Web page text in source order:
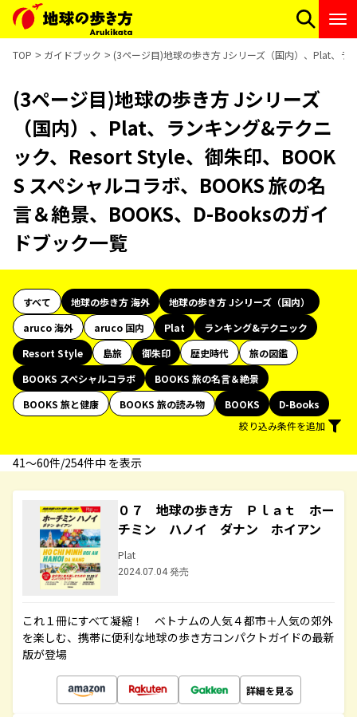
TOP ガイドブック (3ページ目)地球の歩き方 Jシリーズ（国内）、Plat、ラ
(3ページ目)地球の歩き方 Jシリーズ
（国内）、Plat、ランキング&テクニ
ック、Resort Style、御朱印、BOOK
S スペシャルコラボ、BOOKS 旅の名
言＆絶景、BOOKS、D-Booksのガイ
ドブック一覧
すべて 地球の歩き方 海外
地球の歩き方 Jシリーズ（国内）
aruco 海外
aruco 国内 Plat
ランキング&テクニック
Resort Style
島旅 御朱印 歴史時代
旅の図鑑
BOOKS スペシャルコラボ
BOOKS 旅の名言＆絶景
BOOKS 旅と健康
BOOKS 旅の読み物 BOOKS
D-Books
絞り込み条件を追加
41〜60件/254件中 を表示
０７ 地球の歩き方 Ｐｌａｔ ホー
チミン ハノイ ダナン ホイアン
Plat
2024.07.04 発売
これ１冊にすべて凝縮！ ベトナムの人気４都市＋人気の郊外
を楽しむ、携帯に便利な地球の歩き方コンパクトガイドの最新
版が登場
詳細を見る